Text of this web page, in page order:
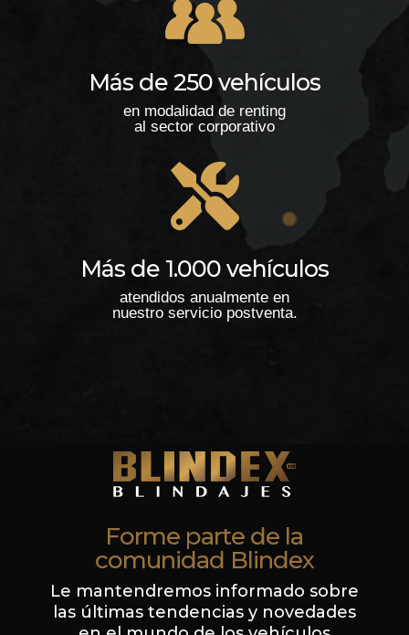
Más de 250 vehículos
en modalidad de renting
al sector corporativo
Más de 1.000 vehículos
atendidos anualmente en
nuestro servicio postventa.
Forme parte de la
comunidad Blindex
Le mantendremos informado sobre
las últimas tendencias y novedades